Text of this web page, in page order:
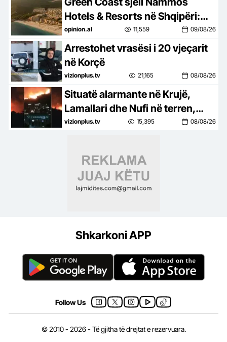
Hotels & Resorts në Shqipëri:
Destinacion i ri lifestyle
opinion.al 11,559 09/08/26
Arrestohet vrasësi i 20 vjeçarit
në Korçë
vizionplus.tv 21,165 08/08/26
Situatë alarmante në Krujë,
Lamallari dhe Nufi në terren,
apel banorëve pë evakuim
vizionplus.tv 15,395 08/08/26
Shkarkoni APP
Follow Us
© 2010 - 2026 - Të gjitha të drejtat e rezervuara.